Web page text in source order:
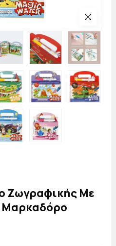
Ζωγραφικής Με
Μαρκαδόρο